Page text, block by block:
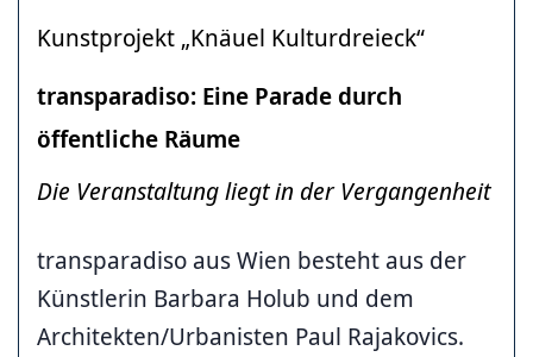
Kunstprojekt „Knäuel Kulturdreieck“
transparadiso: Eine Parade durch
öffentliche Räume
Die Veranstaltung liegt in der Vergangenheit
transparadiso aus Wien besteht aus der
Künstlerin Barbara Holub und dem
Architekten/Urbanisten Paul Rajakovics.